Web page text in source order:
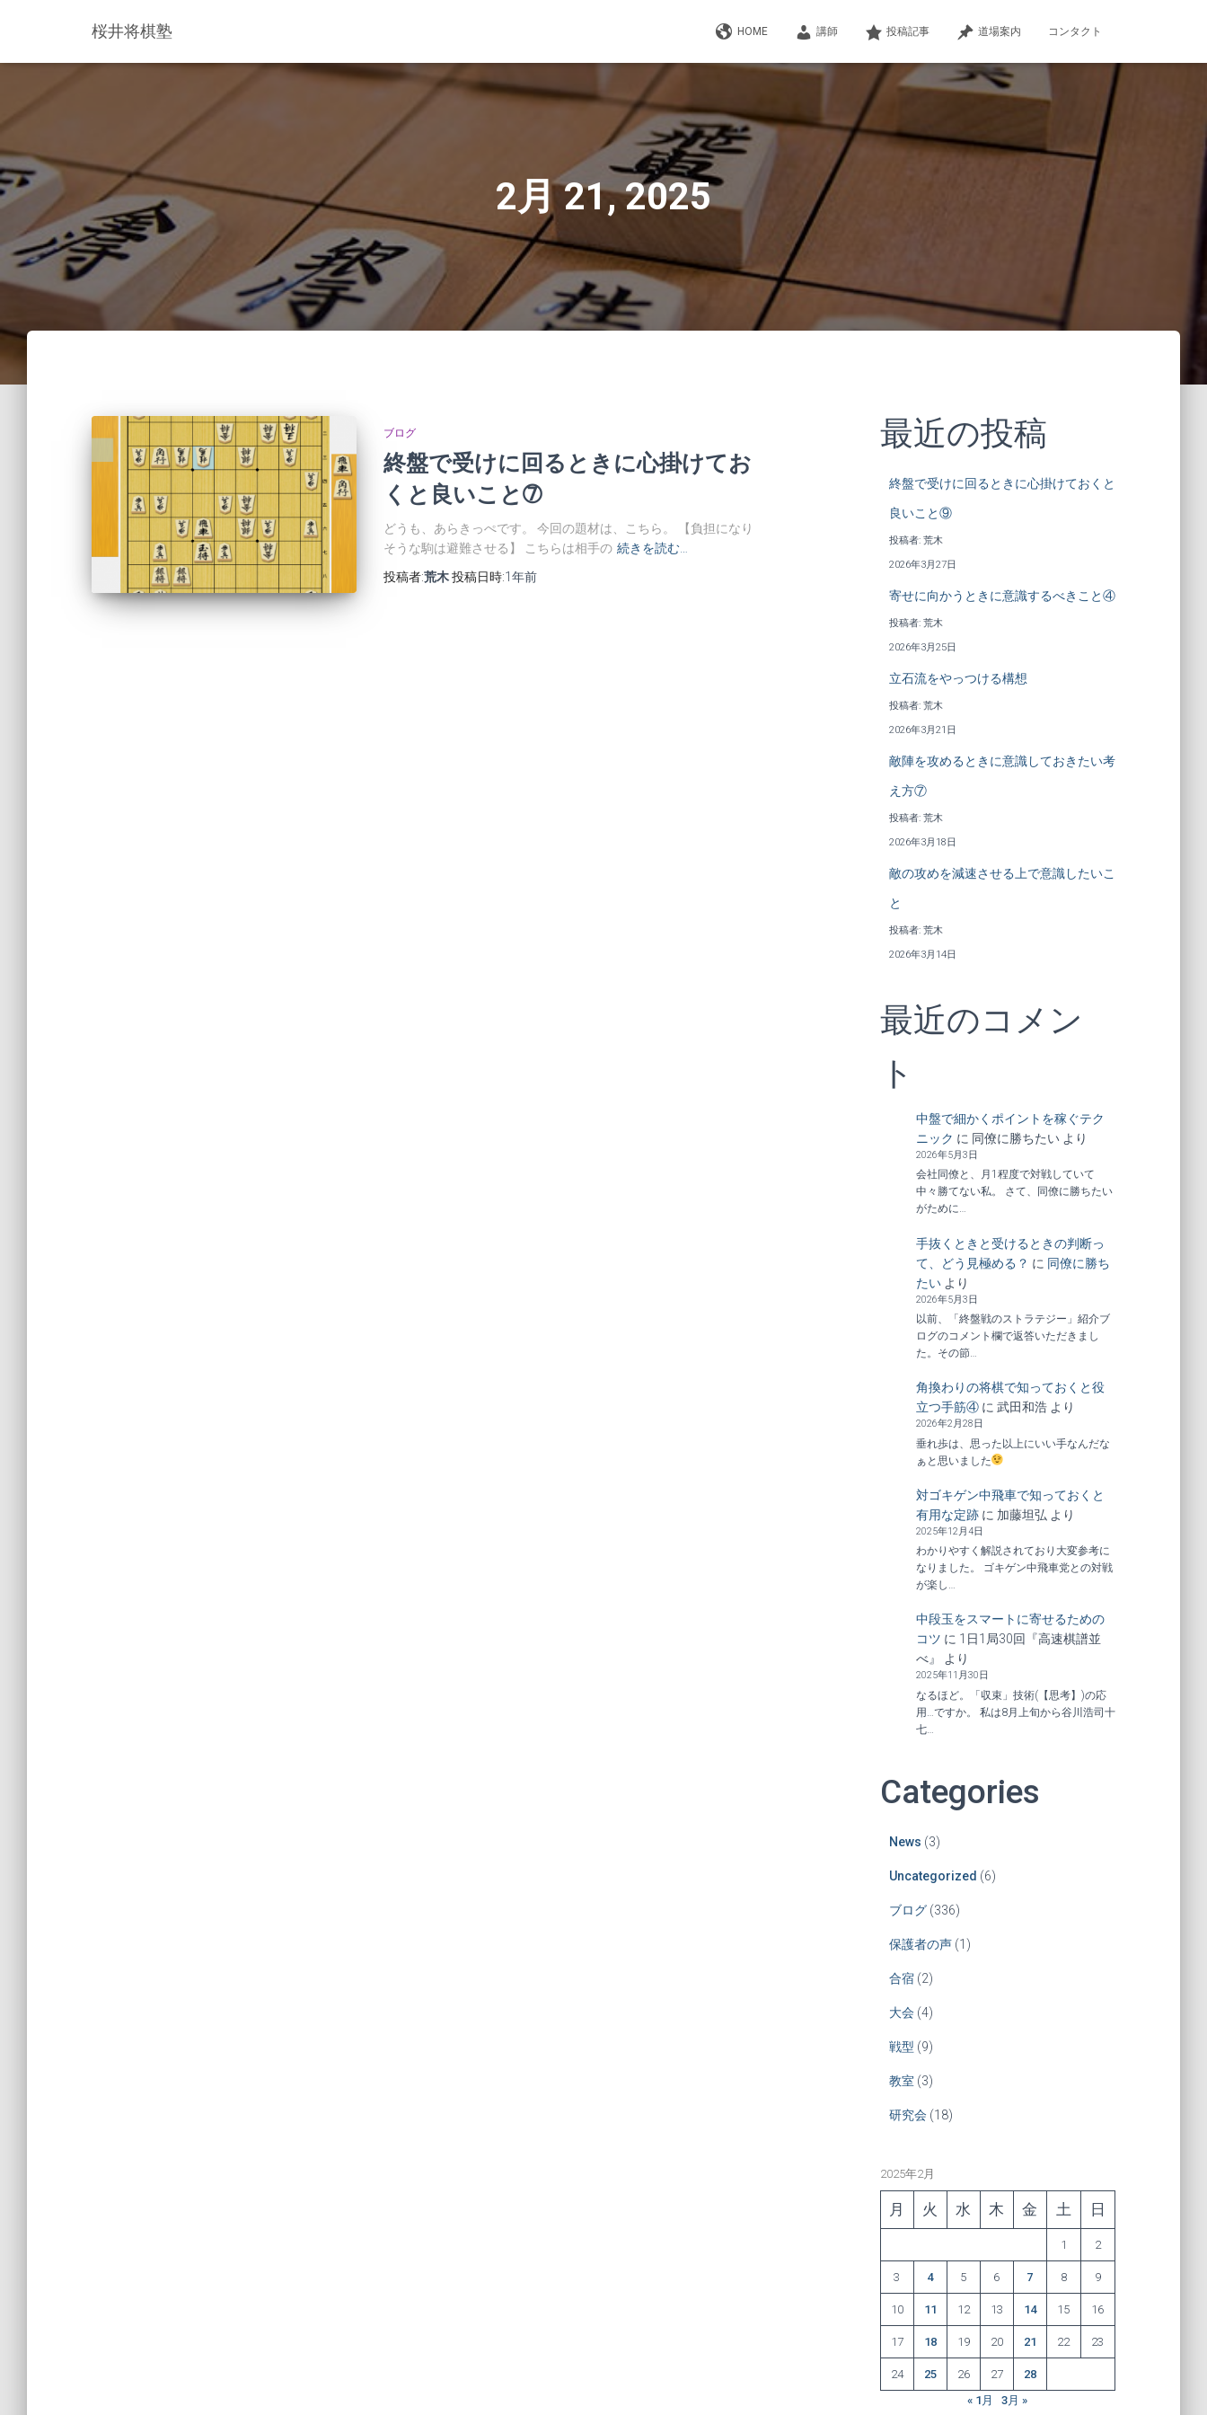
桜井将棋塾 HOME 講師 投稿記事 道場案内 コンタクト
2月 21, 2025
ブログ
終盤で受けに回るときに心掛けてお
くと良いこと➆
どうも、あらきっぺです。 今回の題材は、こちら。 【負担になり
そうな駒は避難させる】 こちらは相手の 続きを読む…
投稿者:荒木投稿日時:1年前
最近の投稿
終盤で受けに回るときに心掛けておくと
良いこと⑨
投稿者: 荒木
2026年3月27日
寄せに向かうときに意識するべきこと④
投稿者: 荒木
2026年3月25日
立石流をやっつける構想
投稿者: 荒木
2026年3月21日
敵陣を攻めるときに意識しておきたい考
え方⑦
投稿者: 荒木
2026年3月18日
敵の攻めを減速させる上で意識したいこ
と
投稿者: 荒木
2026年3月14日
最近のコメン
ト
中盤で細かくポイントを稼ぐテク
ニック に 同僚に勝ちたいより
2026年5月3日
会社同僚と、月1程度で対戦していて
中々勝てない私。 さて、同僚に勝ちたい
がために…
手抜くときと受けるときの判断っ
て、どう見極める？ に 同僚に勝ち
たいより
2026年5月3日
以前、「終盤戦のストラテジー」紹介ブ
ログのコメント欄で返答いただきまし
た。その節…
角換わりの将棋で知っておくと役
立つ手筋④に 武田和浩より
2026年2月28日
垂れ歩は、思った以上にいい手なんだな
ぁと思いました
対ゴキゲン中飛車で知っておくと
有用な定跡に 加藤坦弘 より
2025年12月4日
わかりやすく解説されており大変参考に
なりました。 ゴキゲン中飛車党との対戦
が楽し…
中段玉をスマートに寄せるための
コツ に 1日1局30回『高速棋譜並
べ』
より
2025年11月30日
なるほど。「収束」技術(【思考】)の応
用…ですか。 私は8月上旬から谷川浩司十
七…
Categories
News (3)
Uncategorized (6)
ブログ(336)
保護者の声(1)
合宿(2)
大会(4)
戦型 (9)
教室 (3)
研究会(18)
2025年2月
月 火 水 木 金 土 日
1 2
3 4 5 6 7 8 9
10 11 12 13 14 15 16
17 18 19 20 21 22 23
24 25 26 27
28
« 1月
3月 »